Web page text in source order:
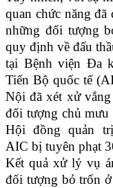
quan chức năng
những đối tượng
quy định về đấu
tại Bệnh viện Đa
Tiến Bộ quốc tế
Nội đã xét xử
đối tượng chủ
Hội đồng quản
AIC bị tuyên phạt
Kết quả xử lý vụ
đối tượng bỏ trốn